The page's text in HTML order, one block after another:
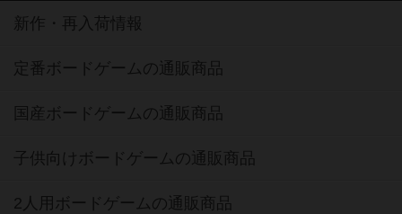
新作・再入荷情報
定番ボードゲームの通販商品
国産ボードゲームの通販商品
子供向けボードゲームの通販商品
2人用ボードゲームの通販商品